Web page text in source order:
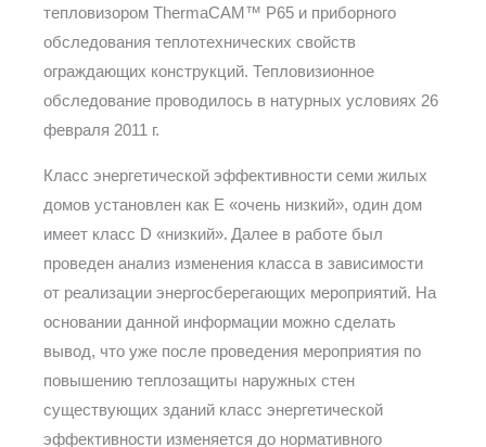
тепловизором ThermaCAM™ P65 и приборного
обследования теплотехнических свойств
ограждающих конструкций. Тепловизионное
обследование проводилось в натурных условиях 26
февраля 2011 г.
Класс энергетической эффективности семи жилых
домов установлен как Е «очень низкий», один дом
имеет класс D «низкий». Далее в работе был
проведен анализ изменения класса в зависимости
от реализации энергосберегающих мероприятий. На
основании данной информации можно сделать
вывод, что уже после проведения мероприятия по
повышению теплозащиты наружных стен
существующих зданий класс энергетической
эффективности изменяется до нормативного